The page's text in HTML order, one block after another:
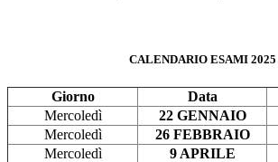
CALENDARIO ESAMI 2025
Giorno Data
Mercoledì
22 GENNAIO
Mercoledì
26 FEBBRAIO
Mercoledì
9 APRILE